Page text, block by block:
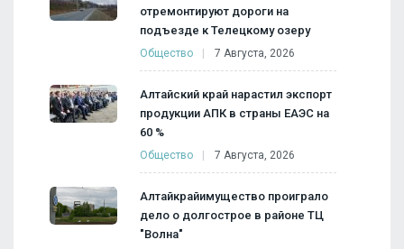
отремонтируют дороги на
подъезде к Телецкому озеру
Общество 7 Августа, 2026
Алтайский край нарастил экспорт
продукции АПК в страны ЕАЭС на
60 %
Общество 7 Августа, 2026
Алтайкрайимущество проиграло
дело о долгострое в районе ТЦ
"Волна"